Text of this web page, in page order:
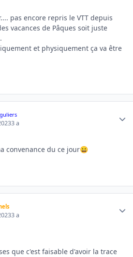
pas encore repris le VTT depuis
vacances de Pâques soit juste
et physiquement ça va être
3 a
convenance du ce jour😀
3 a
que c'est faisable d'avoir la trace